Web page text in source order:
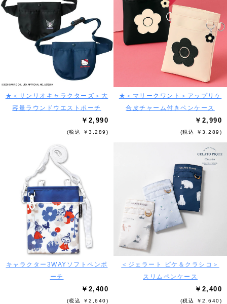
★＜サンリオキャラクターズ＞大
容量ラウンドウエストポーチ
￥2,990
(税込 ￥3,289)
★＜マリークワント＞アップリケ
合皮チャーム付きペンケース
￥2,990
(税込 ￥3,289)
キャラクター3WAYソフトペンポ
ーチ
￥2,400
(税込 ￥2,640)
＜ジェラート ピケ＆クラシコ＞
スリムペンケース
￥2,400
(税込 ￥2,640)